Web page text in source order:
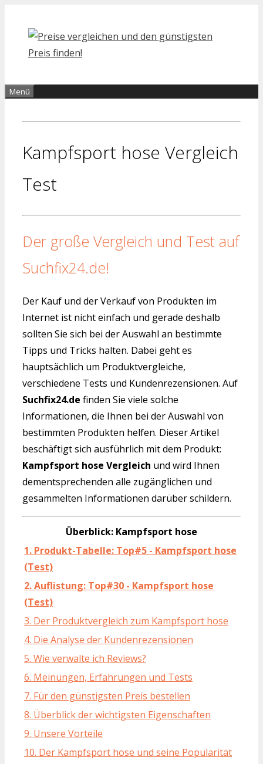
Inhalt
springen
Menü
Kampfsport hose Vergleich
Test
Der große Vergleich und Test auf
Suchfix24.de!
Der Kauf und der Verkauf von Produkten im
Internet ist nicht einfach und gerade deshalb
sollten Sie sich bei der Auswahl an bestimmte
Tipps und Tricks halten. Dabei geht es
hauptsächlich um Produktvergleiche,
verschiedene Tests und Kundenrezensionen. Auf
Suchfix24.de finden Sie viele solche
Informationen, die Ihnen bei der Auswahl von
bestimmten Produkten helfen. Dieser Artikel
beschäftigt sich ausführlich mit dem Produkt:
Kampfsport hose Vergleich und wird Ihnen
dementsprechenden alle zugänglichen und
gesammelten Informationen darüber schildern.
Überblick: Kampfsport hose
1. Produkt-Tabelle: Top#5 - Kampfsport hose
(Test)
2. Auflistung: Top#30 - Kampfsport hose
(Test)
3. Der Produktvergleich zum Kampfsport hose
4. Die Analyse der Kundenrezensionen
5. Wie verwalte ich Reviews?
6. Meinungen, Erfahrungen und Tests
7. Für den günstigsten Preis bestellen
8. Überblick der wichtigsten Eigenschaften
9. Unsere Vorteile
10. Der Kampfsport hose und seine Popularität